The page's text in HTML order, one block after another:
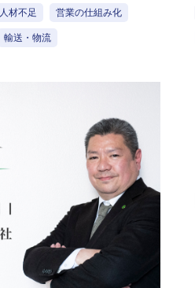
人材不足 営業の仕組み化
輸送・物流